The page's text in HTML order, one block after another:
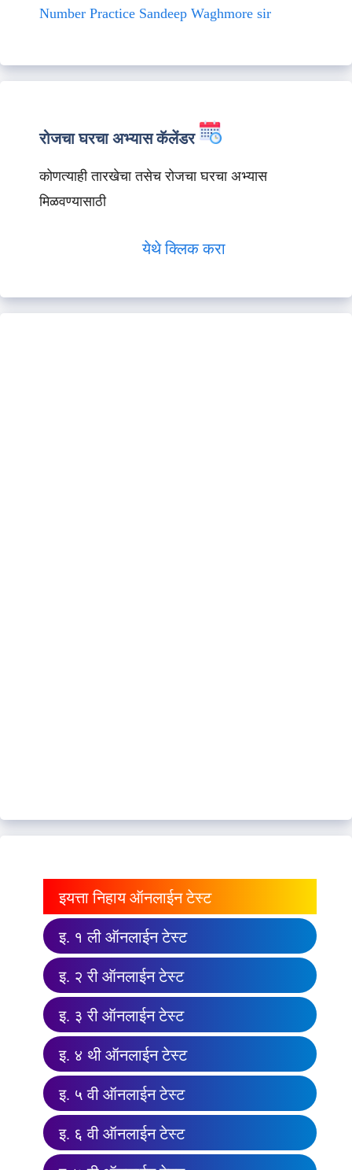
Number Practice Sandeep Waghmore sir
रोजचा घरचा अभ्यास कॅलेंडर
कोणत्याही तारखेचा तसेच रोजचा घरचा अभ्यास
मिळवण्यासाठी
येथे क्लिक करा
इयत्ता निहाय ऑनलाईन टेस्ट
इ. १ ली ऑनलाईन टेस्ट
इ. २ री ऑनलाईन टेस्ट
इ. ३ री ऑनलाईन टेस्ट
इ. ४ थी ऑनलाईन टेस्ट
इ. ५ वी ऑनलाईन टेस्ट
इ. ६ वी ऑनलाईन टेस्ट